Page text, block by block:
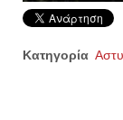
Κατηγορία